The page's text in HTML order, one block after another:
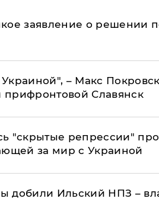
заявление о решении
– Макс
Славянск
"скрытые репрессии"
за мир с Украиной
добили Ильский НПЗ –